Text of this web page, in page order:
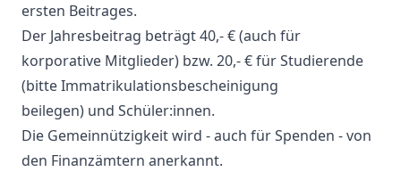
ersten Beitrages.
Der Jahresbeitrag beträgt 40,- € (auch für
korporative Mitglieder) bzw. 20,- € für Studierende
(bitte Immatrikulationsbescheinigung
beilegen) und Schüler:innen.
Die Gemeinnützigkeit wird - auch für Spenden - von
den Finanzämtern anerkannt.